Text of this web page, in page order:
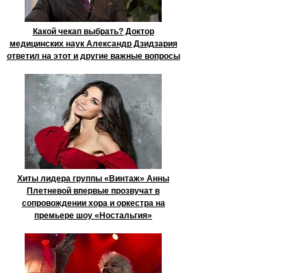
Какой чекап выбрать? Доктор
медицинских наук Александр Дзидзария
ответил на этот и другие важные вопросы
Хиты лидера группы «Винтаж» Анны
Плетневой впервые прозвучат в
сопровождении хора и оркестра на
премьере шоу «Ностальгия»